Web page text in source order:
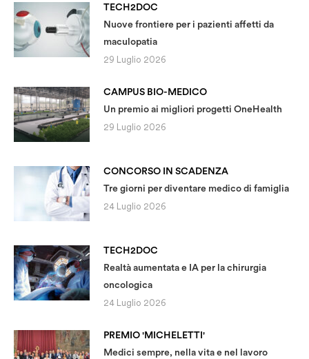
TECH2DOC
Nuove frontiere per i pazienti affetti da
maculopatia
29 Luglio 2026
CAMPUS BIO-MEDICO
Un premio ai migliori progetti OneHealth
29 Luglio 2026
CONCORSO IN SCADENZA
Tre giorni per diventare medico di famiglia
24 Luglio 2026
TECH2DOC
Realtà aumentata e IA per la chirurgia
oncologica
24 Luglio 2026
PREMIO 'MICHELETTI'
Medici sempre, nella vita e nel lavoro